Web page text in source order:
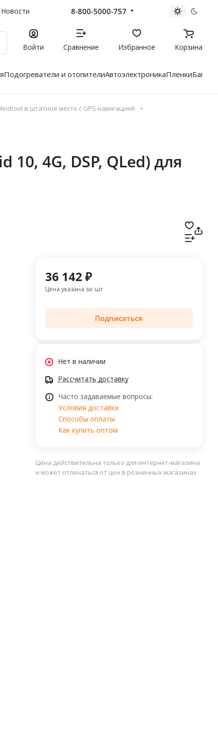
Новости 8-800-5000-757
Войти Сравнение Избранное Корзина
Подогреватели и отопителиАвтоэлектроникаПленки
в штатное место с GPS навигацией
4G, DSP, QLed) для
36 142 ₽
Цена указана за: шт
Подписаться
Нет в наличии
Рассчитать доставку
Часто задаваемые вопросы:
Условия доставки
Способы оплаты
Как купить оптом
Цена действительна только для интернет-магазина
и может отличаться от цен в розничных магазинах